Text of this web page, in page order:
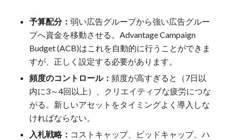
予算配分： 弱い広告グループから強い広告グルー
プへ資金を移動させる。Advantage Campaign
Budget (ACB)はこれを自動的に行うことができま
すが、正しく設定する必要があります。
頻度のコントロール： 頻度が高すぎると（7日以
内に3～4回以上）、クリエイティブな疲労につな
がる。新しいアセットをタイミングよく導入しな
ければならない。
入札戦略： コストキャップ、ビッドキャップ、ハ